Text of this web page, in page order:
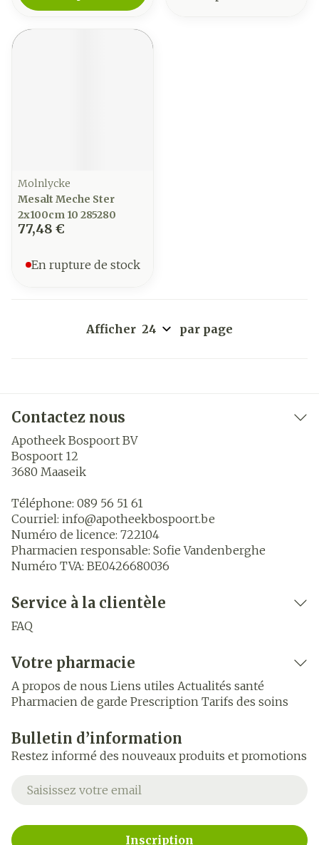
Molnlycke
Mesalt Meche Ster
2x100cm 10 285280
77,48 €
En rupture de stock
Afficher par page
Contactez nous
Apotheek Bospoort BV
Bospoort 12
3680 Maaseik
Téléphone: 089 56 51 61
Courriel: info@apotheekbospoort.be
Numéro de licence: 722104
Pharmacien responsable: Sofie Vandenberghe
Numéro TVA: BE0426680036
Service à la clientèle
FAQ
Votre pharmacie
A propos de nous Liens utiles Actualités santé
Pharmacien de garde Prescription Tarifs des soins
Bulletin d’information
Restez informé des nouveaux produits et promotions
Adresse mail
Inscription